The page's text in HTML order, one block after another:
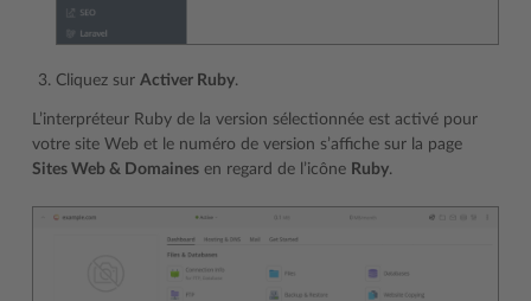
Cliquez sur Activer Ruby.
L’interpréteur Ruby de la version sélectionnée est activé pour
votre site Web et le numéro de version s’affiche sur la page
Sites Web & Domaines en regard de l’icône Ruby.